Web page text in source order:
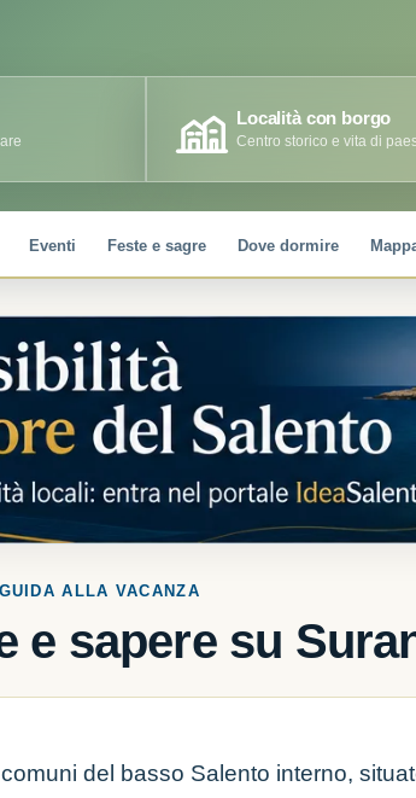
Località con borgo
Centro storico e vita di
Eventi Feste e sagre Dove dormire
GUIDA ALLA VACANZA
e sapere su
del basso Salento interno,